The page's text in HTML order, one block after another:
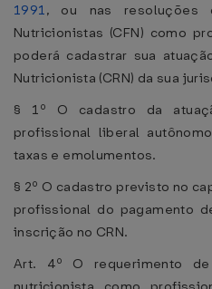
1991, ou nas resoluções
Nutricionistas (CFN) como
poderá cadastrar sua
Nutricionista (CRN) da sua
§ 1º O cadastro da
profissional liberal
taxas e emolumentos.
§ 2º O cadastro previsto no
profissional do pagamento
inscrição no CRN.
Art. 4º O requerimento